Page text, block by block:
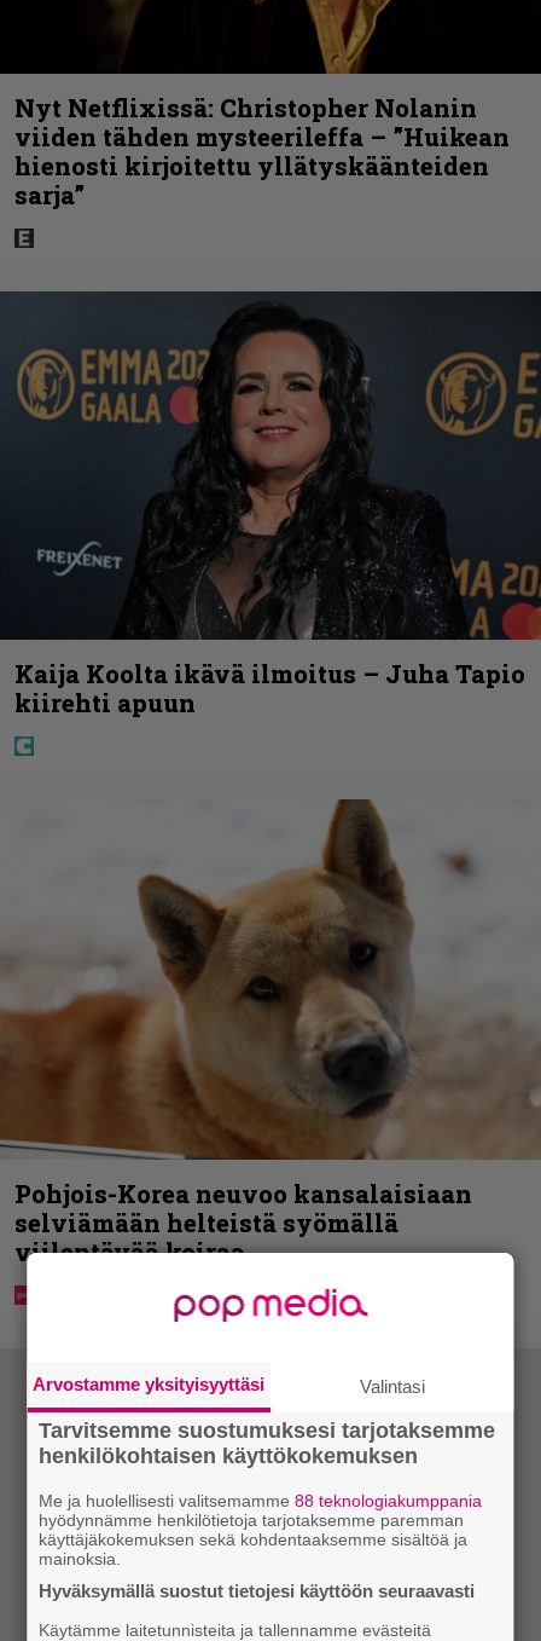
Nyt Netflixissä: Christopher Nolanin
viiden tähden mysteerileffa – ”Huikean
hienosti kirjoitettu yllätyskäänteiden
sarja”
Kaija Koolta ikävä ilmoitus – Juha Tapio
kiirehti apuun
Pohjois-Korea neuvoo kansalaisiaan
selviämään helteistä syömällä
viilentävää koiraa
Arvostamme yksityisyyttäsi Valintasi
Tarvitsemme suostumuksesi tarjotaksemme
henkilökohtaisen käyttökokemuksen
Me ja huolellisesti valitsemamme88 teknologiakumppania
hyödynnämme henkilötietoja tarjotaksemme paremman
käyttäjäkokemuksen sekä kohdentaaksemme sisältöä ja
mainoksia.
Hyväksymällä suostut tietojesi käyttöön seuraavasti
Käytämme laitetunnisteita ja tallennamme evästeitä